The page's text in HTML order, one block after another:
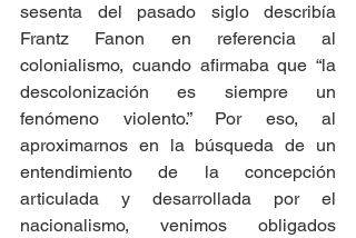
sesenta del pasado siglo describía
Frantz Fanon en referencia al
colonialismo, cuando afirmaba que “la
descolonización es siempre un
fenómeno violento.” Por eso, al
aproximarnos en la búsqueda de un
entendimiento de la concepción
articulada y desarrollada por el
nacionalismo, venimos obligados